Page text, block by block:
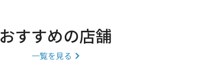
おすすめの店舗
一覧を見る